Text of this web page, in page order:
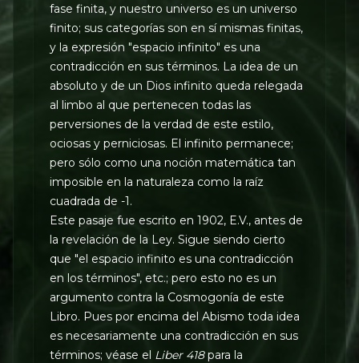
fase finita, y nuestro universo es un universo
finito; sus categorías son en sí mismas finitas,
y la expresión "espacio infinito" es una
contradicción en sus términos. La idea de un
absoluto y de un Dios infinito queda relegada
al limbo al que pertenecen todas las
perversiones de la verdad de este estilo,
ociosas y perniciosas. El infinito permanece;
pero sólo como una noción matemática tan
imposible en la naturaleza como la raíz
cuadrada de -1.
Este pasaje fue escrito en 1902, E.V., antes de
la revelación de la Ley. Sigue siendo cierto
que "el espacio infinito es una contradicción
en los términos", etc.; pero esto no es un
argumento contra la Cosmogonía de este
Libro. Pues por encima del Abismo toda idea
es necesariamente una contradicción en sus
términos; véase el Liber 418para la